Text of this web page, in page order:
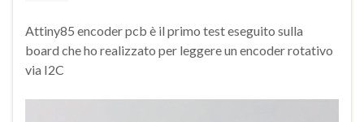
Attiny85 encoder pcb è il primo test eseguito sulla
board che ho realizzato per leggere un encoder rotativo
via I2C